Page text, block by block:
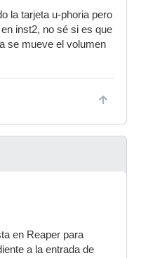
la tarjeta u-phoria pero
inst2, no sé si es que
se mueve el volumen
en Reaper para
a la entrada de